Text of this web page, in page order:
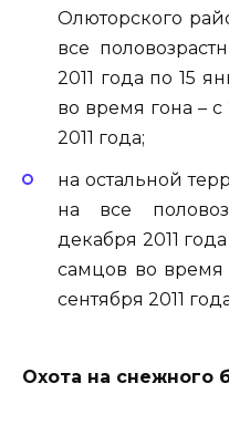
Олюторского
все
2011 года по 15
во время гона – с
2011 года;
на остальной
на все
декабря 2011
самцов во время
сентября 2011
Охота на снежного